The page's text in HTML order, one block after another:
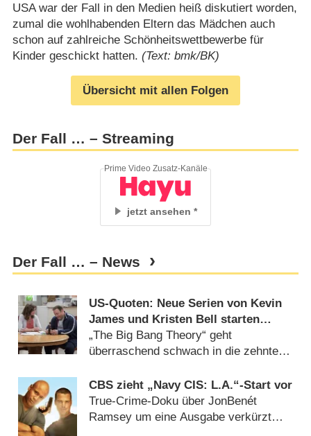
USA war der Fall in den Medien heiß diskutiert worden,
zumal die wohlhabenden Eltern das Mädchen auch
schon auf zahlreiche Schönheitswettbewerbe für
Kinder geschickt hatten. (Text: bmk/BK)
Übersicht mit allen Folgen
Der Fall … – Streaming
jetzt ansehen
Prime Video Zusatz-Kanäle
Der Fall … – News
US-Quoten: Neue Serien von Kevin
James und Kristen Bell starten
ordentlich
„The Big Bang Theory“ geht
überraschend schwach in die zehnte
CBS zieht „Navy CIS: L.A.“-Start vor
True-Crime-Doku über JonBenét
Ramsey um eine Ausgabe verkürzt